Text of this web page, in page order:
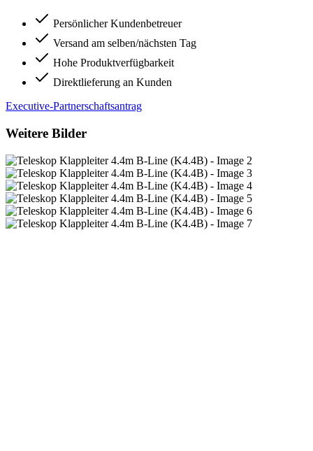
Persönlicher Kundenbetreuer
Versand am selben/nächsten Tag
Hohe Produktverfügbarkeit
Direktlieferung an Kunden
Executive-Partnerschaftsantrag
Weitere Bilder